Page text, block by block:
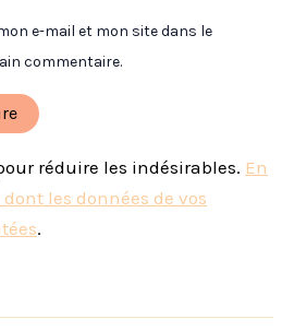
e-mail et mon site dans le
commentaire.
réduire les indésirables. En
les données de vos
.